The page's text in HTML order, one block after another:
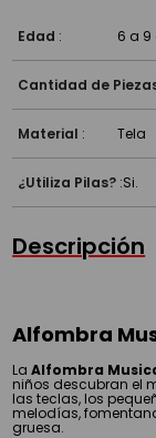
¿Para qué
Edad : 6 a 9
Cantidad de
Material : Tela
¿Utiliza Pilas? :Si.
Descripción
Alfombra
LaAlfombra
niños descubran el
las teclas, los
melodías,
gruesa.